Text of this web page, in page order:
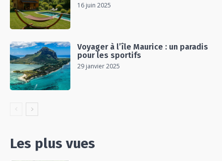
16 juin 2025
Voyager à l’île Maurice : un paradis
pour les sportifs
29 janvier 2025
Les plus vues